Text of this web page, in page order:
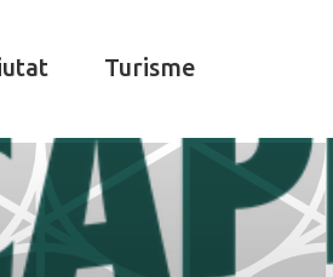
Turisme